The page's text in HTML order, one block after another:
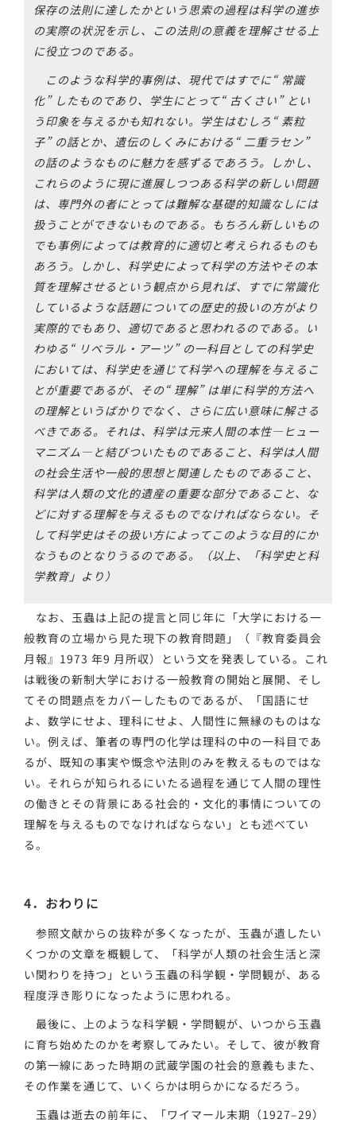
保存の法則に達したかという思索の過程は科学の進歩
の実際の状況を示し、この法則の意義を理解させる上
に役立つのである。
このような科学的事例は、現代ではすでに“ 常識
化” したものであり、学生にとって“ 古くさい” とい
う印象を与えるかも知れない。学生はむしろ“ 素粒
子” の話とか、遺伝のしくみにおける“ 二重ラセン”
の話のようなものに魅力を感ずるであろう。しかし、
これらのように現に進展しつつある科学の新しい問題
は、専門外の者にとっては難解な基礎的知識なしには
扱うことができないものである。もちろん新しいもの
でも事例によっては教育的に適切と考えられるものも
あろう。しかし、科学史によって科学の方法やその本
質を理解させるという観点から見れば、すでに常識化
しているような話題についての歴史的扱いの方がより
実際的でもあり、適切であると思われるのである。い
わゆる“ リベラル・アーツ” の一科目としての科学史
においては、科学史を通じて科学への理解を与えるこ
とが重要であるが、その“ 理解” は単に科学的方法へ
の理解というばかりでなく、さらに広い意味に解さる
べきである。それは、科学は元来人間の本性―ヒュー
マニズム―と結びついたものであること、科学は人間
の社会生活や一般的思想と関連したものであること、
科学は人類の文化的遺産の重要な部分であること、な
どに対する理解を与えるものでなければならない。そ
して科学史はその扱い方によってこのような目的にか
なうものとなりうるのである。（以上、「科学史と科
学教育」より）
なお、玉蟲は上記の提言と同じ年に「大学における一
般教育の立場から見た現下の教育問題」（『教育委員会
月報』1973 年9 月所収）という文を発表している。これ
は戦後の新制大学における一般教育の開始と展開、そし
てその問題点をカバーしたものであるが、「国語にせ
よ、数学にせよ、理科にせよ、人間性に無縁のものはな
い。例えば、筆者の専門の化学は理科の中の一科目であ
るが、既知の事実や慨念や法則のみを教えるものではな
い。それらが知られるにいたる過程を通じて人間の理性
の働きとその背景にある社会的・文化的事情についての
理解を与えるものでなければならない」とも述べてい
る。
4．おわりに
参照文献からの抜粋が多くなったが、玉蟲が遺したい
くつかの文章を概観して、「科学が人類の社会生活と深
い関わりを持つ」という玉蟲の科学観・学問観が、ある
程度浮き彫りになったように思われる。
最後に、上のような科学観・学問観が、いつから玉蟲
に育ち始めたのかを考察してみたい。そして、彼が教育
の第一線にあった時期の武蔵学園の社会的意義もまた、
その作業を通じて、いくらかは明らかになるだろう。
玉蟲は逝去の前年に、「ワイマール末期（1927–29）